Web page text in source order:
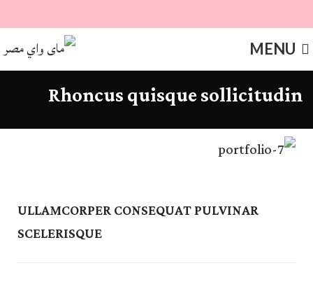
MENU
Rhoncus quisque sollicitudin
ULLAMCORPER CONSEQUAT PULVINAR
SCELERISQUE